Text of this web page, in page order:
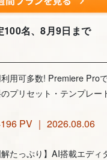
100名、8月9日まで
用可多数! Premiere Pro
プリセット・テンプレー
PV ｜ 2026.08.06
解たっぷり】AI搭載エディ